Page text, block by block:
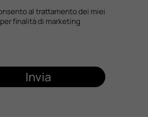
al trattamento dei miei
finalità di marketing
Invia